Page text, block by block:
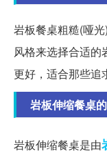
岩板餐桌粗糙(哑
风格来选择合适的
更好，适合那些追
岩板伸缩餐桌
岩板伸缩餐桌是由